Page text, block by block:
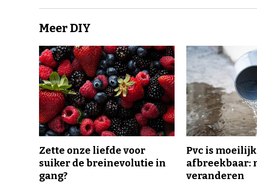
Meer DIY
Zette onze liefde voor
suiker de breinevolutie in
gang?
Pvc is moeilijk
afbreekbaar:
veranderen